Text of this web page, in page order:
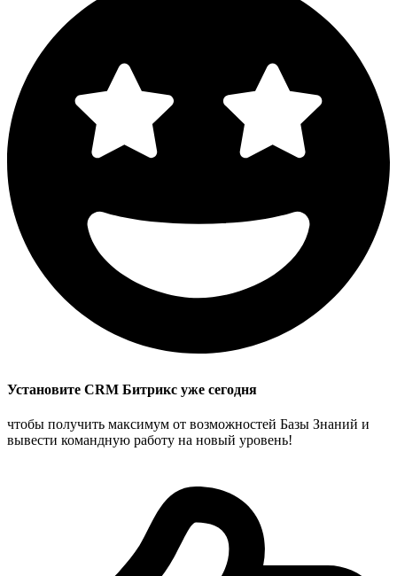
Установите CRM Битрикс уже сегодня
чтобы получить максимум от возможностей Базы Знаний и
вывести командную работу на новый уровень!